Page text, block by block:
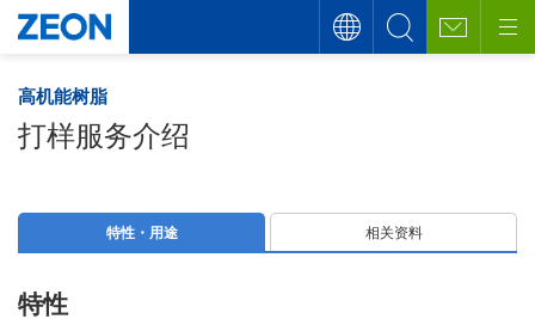
高机能树脂
打样服务介绍
特性・用途 相关资料
特性